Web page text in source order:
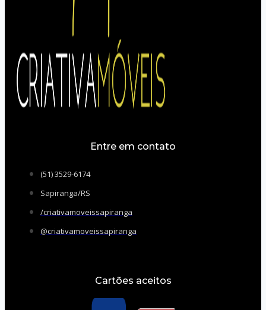
Entre em contato
(51) 3529-6174
Sapiranga/RS
/criativamoveissapiranga
@criativamoveissapiranga
Cartões aceitos